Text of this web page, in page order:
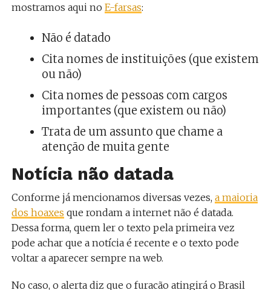
mostramos aqui no E-farsas:
Não é datado
Cita nomes de instituições (que existem
ou não)
Cita nomes de pessoas com cargos
importantes (que existem ou não)
Trata de um assunto que chame a
atenção de muita gente
Notícia não datada
Conforme já mencionamos diversas vezes, a maioria
dos hoaxes que rondam a internet não é datada.
Dessa forma, quem ler o texto pela primeira vez
pode achar que a notícia é recente e o texto pode
voltar a aparecer sempre na web.
No caso, o alerta diz que o furacão atingirá o Brasil